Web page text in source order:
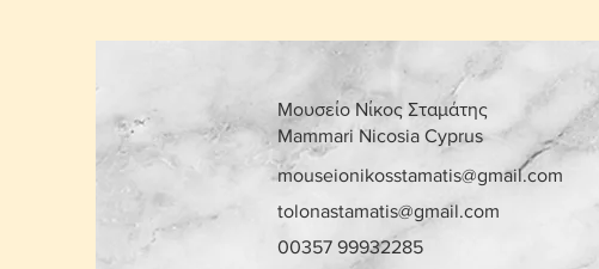
Μουσείο Νίκος Σταμάτης
Mammari Nicosia Cyprus
mouseionikosstamatis@gmail.com
tolonastamatis@gmail.com
00357 99932285